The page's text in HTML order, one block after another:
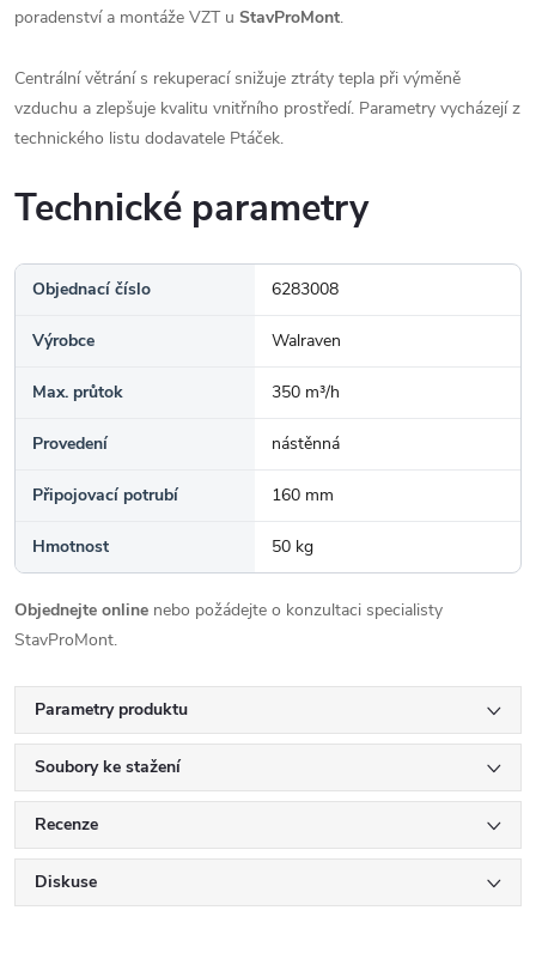
poradenství a montáže VZT u StavProMont.
Centrální větrání s rekuperací snižuje ztráty tepla při výměně
vzduchu a zlepšuje kvalitu vnitřního prostředí. Parametry vycházejí z
technického listu dodavatele Ptáček.
Technické parametry
Objednací číslo 6283008
Výrobce Walraven
Max. průtok 350 m³/h
Provedení nástěnná
Připojovací potrubí 160 mm
Hmotnost 50 kg
Objednejte online nebo požádejte o konzultaci specialisty
StavProMont.
Parametry produktu
Soubory ke stažení
Recenze
Diskuse